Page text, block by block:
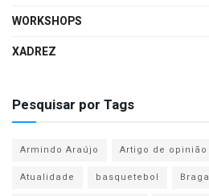
WORKSHOPS
XADREZ
Pesquisar por Tags
Armindo Araújo Artigo de opinião
Atualidade
basquetebol Braga